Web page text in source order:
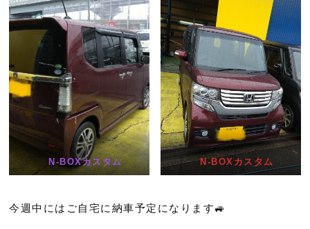
N-BOXカスタム N-BOXカスタム
今週中にはご自宅に納車予定になります🚙